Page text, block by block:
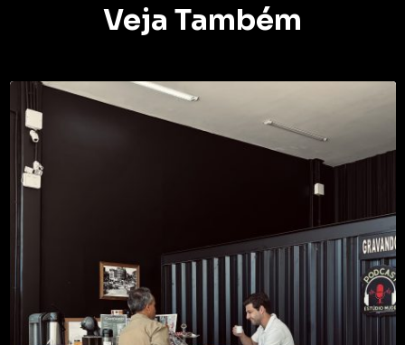
Veja Também